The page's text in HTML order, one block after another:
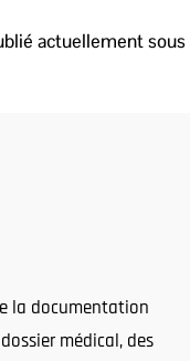
actuellement
la documentation
médical, des